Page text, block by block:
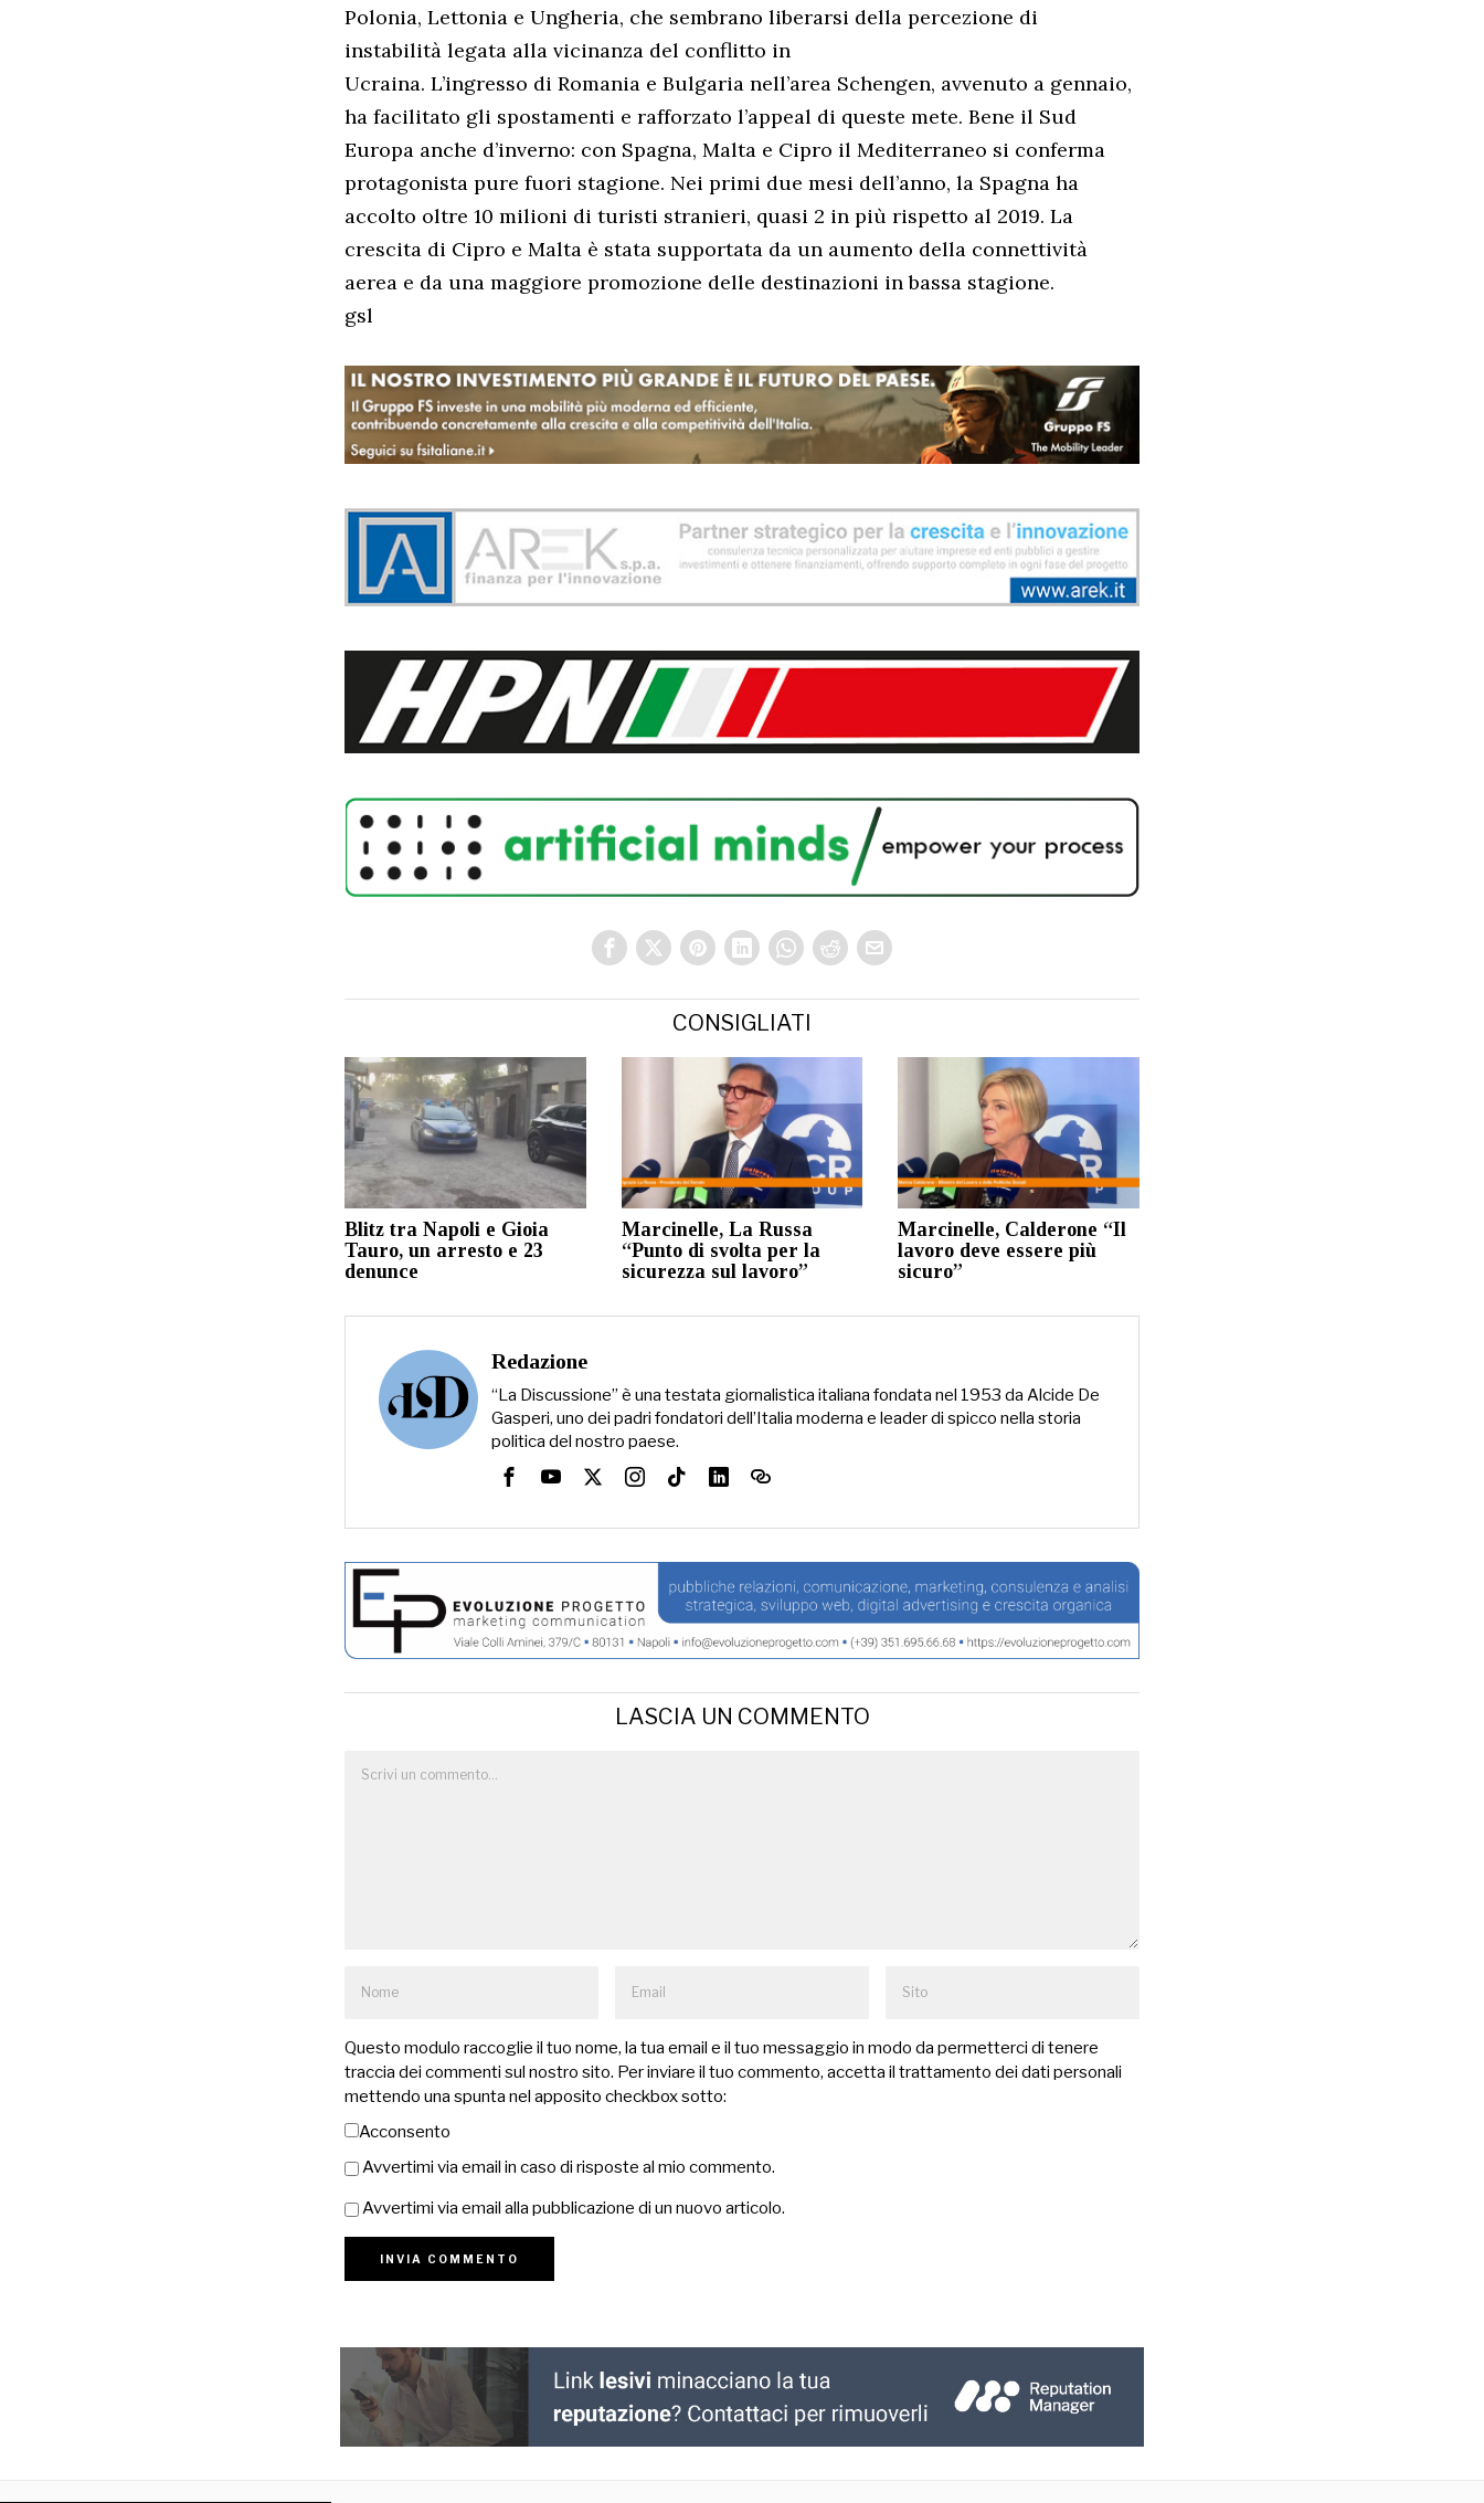
Polonia, Lettonia e Ungheria, che sembrano liberarsi della percezione di
instabilità legata alla vicinanza del conflitto in
Ucraina. L’ingresso di Romania e Bulgaria nell’area Schengen, avvenuto a gennaio,
ha facilitato gli spostamenti e rafforzato l’appeal di queste mete. Bene il Sud
Europa anche d’inverno: con Spagna, Malta e Cipro il Mediterraneo si conferma
protagonista pure fuori stagione. Nei primi due mesi dell’anno, la Spagna ha
accolto oltre 10 milioni di turisti stranieri, quasi 2 in più rispetto al 2019. La
crescita di Cipro e Malta è stata supportata da un aumento della connettività
aerea e da una maggiore promozione delle destinazioni in bassa stagione.
gsl
CONSIGLIATI
Blitz tra Napoli e Gioia
Tauro, un arresto e 23
denunce
Marcinelle, La Russa
“Punto di svolta per la
sicurezza sul lavoro”
Marcinelle, Calderone “Il
lavoro deve essere più
sicuro”
Redazione
“La Discussione” è una testata giornalistica italiana fondata nel 1953 da Alcide De
Gasperi, uno dei padri fondatori dell’Italia moderna e leader di spicco nella storia
politica del nostro paese.
LASCIA UN COMMENTO
Questo modulo raccoglie il tuo nome, la tua email e il tuo messaggio in modo da permetterci di tenere
traccia dei commenti sul nostro sito. Per inviare il tuo commento, accetta il trattamento dei dati personali
mettendo una spunta nel apposito checkbox sotto:
Acconsento
Avvertimi via email in caso di risposte al mio commento.
Avvertimi via email alla pubblicazione di un nuovo articolo.